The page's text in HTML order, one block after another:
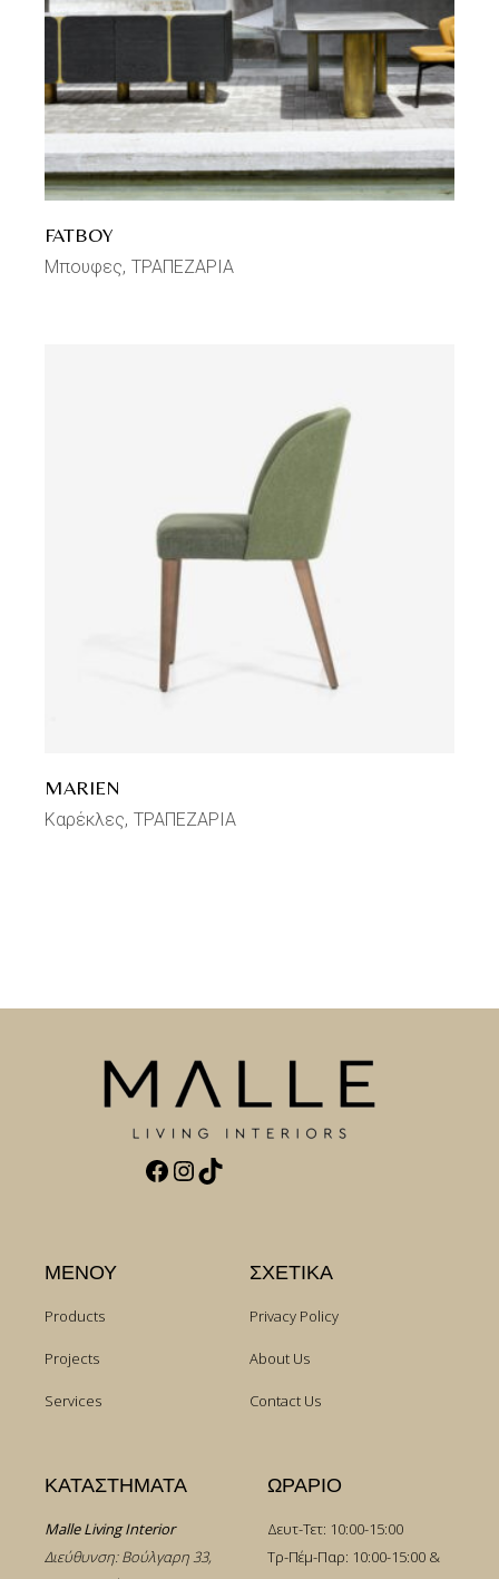
FATBOY
Μπουφες ΤΡΑΠΕΖΑΡΙΑ
MARIEN
Καρέκλες ΤΡΑΠΕΖΑΡΙΑ
Facebook
Instagram
TikTok
ΜΕΝΟΥ
Products
Projects
Services
ΣΧΕΤΙΚΑ
Privacy Policy
About Us
Contact Us
ΚΑΤΑΣΤΗΜΑΤΑ
Malle Living Interior
Διεύθυνση: Βούλγαρη 33,
ΩΡΑΡΙΟ
Δευτ-Τετ: 10:00-15:00
Τρ-Πέμ-Παρ: 10:00-15:00 &